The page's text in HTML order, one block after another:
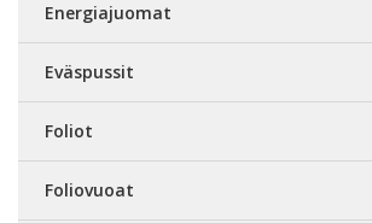
Energiajuomat
Eväspussit
Foliot
Foliovuoat